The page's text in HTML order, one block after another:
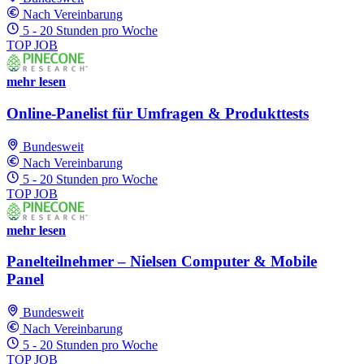
Nach Vereinbarung
5 - 20 Stunden pro Woche
TOP JOB
mehr lesen
Online-Panelist für Umfragen & Produkttests
Bundesweit
Nach Vereinbarung
5 - 20 Stunden pro Woche
TOP JOB
mehr lesen
Panelteilnehmer – Nielsen Computer & Mobile
Panel
Bundesweit
Nach Vereinbarung
5 - 20 Stunden pro Woche
TOP JOB